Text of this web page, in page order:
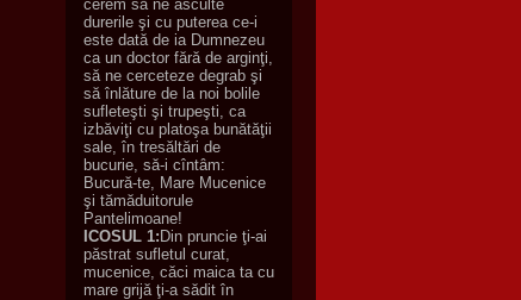
cerem să ne asculte
durerile şi cu puterea ce-i
este dată de ia Dumnezeu
ca un doctor fără de arginţi,
să ne cerceteze degrab şi
să înlăture de la noi bolile
sufleteşti şi trupeşti, ca
izbăviţi cu platoşa bunătăţii
sale, în tresăltări de
bucurie, să-i cîntâm:
Bucură-te, Mare Mucenice
şi tămăduitorule
Pantelimoane!
ICOSUL 1: Din pruncie ţi-ai
păstrat sufletul curat,
mucenice, căci maica ta cu
mare grijă ţi-a sădit în